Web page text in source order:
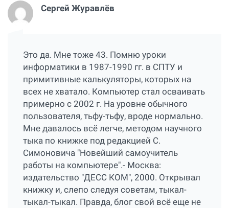
Сергей Журавлёв
Это да. Мне тоже 43. Помню уроки
информатики в 1987-1990 гг. в СПТУ и
примитивные калькуляторы, которых на
всех не хватало. Компьютер стал осваивать
примерно с 2002 г. На уровне обычного
пользователя, тьфу-тьфу, вроде нормально.
Мне давалось всё легче, методом научного
тыка по книжке под редакцией С.
Симоновича "Новейший самоучитель
работы на компьютере".- Москва:
издательство "ДЕСС КОМ", 2000. Открывал
книжку и, слепо следуя советам, тыкал-
тыкал-тыкал. Правда, блог свой всё еще не